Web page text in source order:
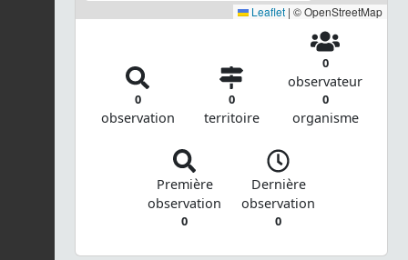
Leaflet | © OpenStreetMap
0
observation
0
territoire
0
observateur
0
organisme
Première
observation
0
Dernière
observation
0